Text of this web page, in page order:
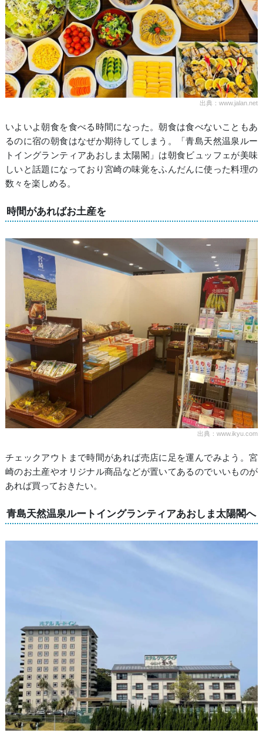
出典：www.jalan.net
いよいよ朝食を食べる時間になった。朝食は食べないこともあ
るのに宿の朝食はなぜか期待してしまう。「青島天然温泉ルー
トイングランティアあおしま太陽閣」は朝食ビュッフェが美味
しいと話題になっており宮崎の味覚をふんだんに使った料理の
数々を楽しめる。
時間があればお土産を
出典：www.ikyu.com
チェックアウトまで時間があれば売店に足を運んでみよう。宮
崎のお土産やオリジナル商品などが置いてあるのでいいものが
あれば買っておきたい。
青島天然温泉ルートイングランティアあおしま太陽閣へ